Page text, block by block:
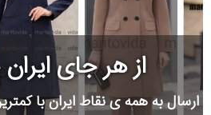
از هر جای
ارسال به همه ی نقاط ایران با